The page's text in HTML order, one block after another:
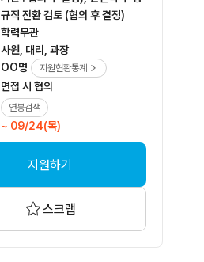
규직 전환 검토 (협의 후 결정)
학력무관
사원, 대리, 과장
OO명 지원현황통계
면접 시 협의
연봉검색
~ 09/24(목)
지원하기
스크랩